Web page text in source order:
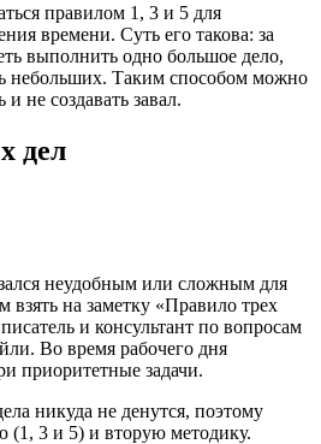
правилом 1, 3 и 5 для
времени. Суть его такова: за
выполнить одно большое дело,
небольших. Таким способом можно
и не создавать завал.
дел
неудобным или сложным для
взять на заметку «Правило трех
и консультант по вопросам
Во время рабочего дня
приоритетные задачи.
никуда не денутся, поэтому
(1, 3 и 5) и вторую методику.